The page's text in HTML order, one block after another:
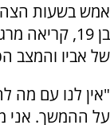
אמש בשעות
בן 19,
של אביו והמצב
"אין לנו עם מה
על ההמשך. אני